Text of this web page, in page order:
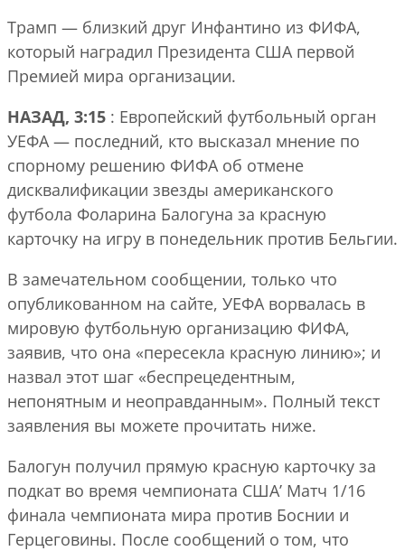
Трамп — близкий друг Инфантино из ФИФА,
который наградил Президента США первой
Премией мира организации.
НАЗАД, 3:15 : Европейский футбольный орган
УЕФА — последний, кто высказал мнение по
спорному решению ФИФА об отмене
дисквалификации звезды американского
футбола Фоларина Балогуна за красную
карточку на игру в понедельник против Бельгии.
В замечательном сообщении, только что
опубликованном на сайте, УЕФА ворвалась в
мировую футбольную организацию ФИФА,
заявив, что она «пересекла красную линию»; и
назвал этот шаг «беспрецедентным,
непонятным и неоправданным». Полный текст
заявления вы можете прочитать ниже.
Балогун получил прямую красную карточку за
подкат во время чемпионата США’ Матч 1/16
финала чемпионата мира против Боснии и
Герцеговины. После сообщений о том, что